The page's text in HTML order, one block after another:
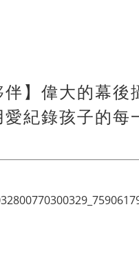
伴】偉大的幕
紀錄孩子的每